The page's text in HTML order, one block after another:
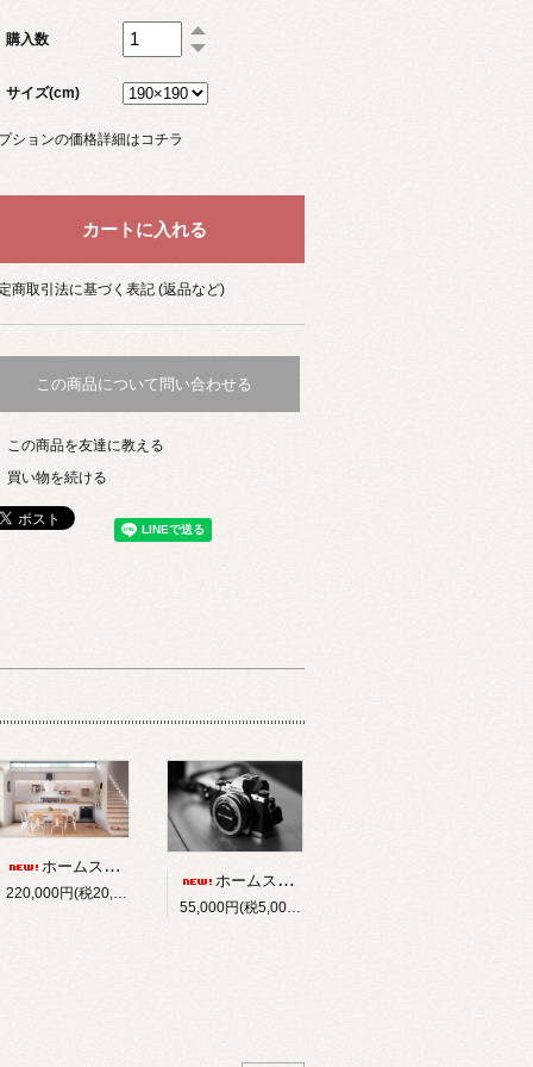
購入数
サイズ(cm)
ションの価格詳細はコチラ
商取引法に基づく表記 (返品など)
この商品について問い合わせる
この商品を友達に教える
買い物を続ける
ホームスタイリング 演出モデルルームグレードアッププラン,インテリアコーディネート
220,000円(税20,000円)
ホームスタイリング 1室撮影追加プラン,インテリアコーディネート